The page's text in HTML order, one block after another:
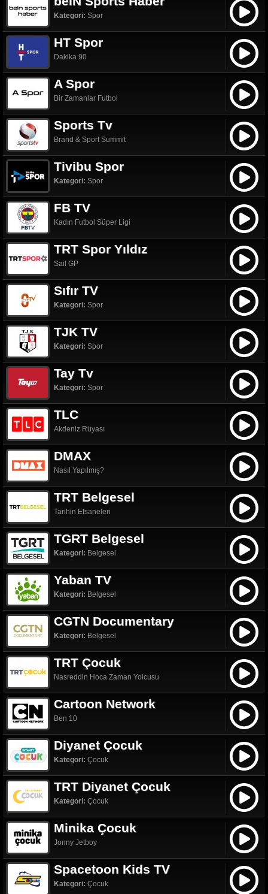
Kategori: Spor
HT Spor
Dakika 90
A Spor
Bir Zamanlar Futbol
Sports Tv
Brand & Sport Summit
Tivibu Spor
Kategori: Spor
FB TV
Kadın Futbol Süper Ligi
TRT Spor Yıldız
Sail GP
Sıfır TV
Kategori: Spor
TJK TV
Kategori: Spor
Tay Tv
Kategori: Spor
TLC
Akdeniz Rüyası
DMAX
Nasıl Yapılmış?
TRT Belgesel
Tarihin Efsaneleri
TGRT Belgesel
Kategori: Belgesel
Yaban TV
Kategori: Belgesel
CGTN Documentary
Kategori: Belgesel
TRT Çocuk
Nasreddin Hoca Zaman Yolcusu
Cartoon Network
Ben 10
Diyanet Çocuk
Kategori: Çocuk
TRT Diyanet Çocuk
Kategori: Çocuk
Minika Çocuk
Jonny Jetboy
Spacetoon Kids TV
Kategori: Çocuk